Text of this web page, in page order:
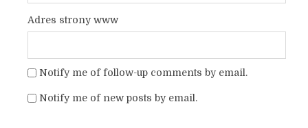
Adres strony www
Notify me of follow-up comments by email.
Notify me of new posts by email.